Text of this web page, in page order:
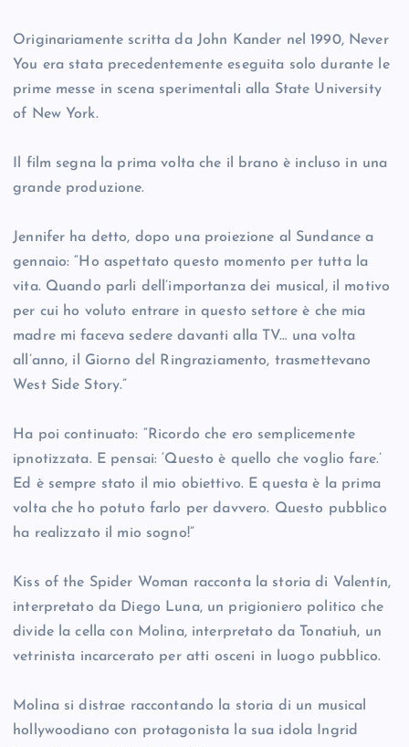
Originariamente scritta da John Kander nel 1990, Never
You era stata precedentemente eseguita solo durante le
prime messe in scena sperimentali alla State University
of New York.
Il film segna la prima volta che il brano è incluso in una
grande produzione.
Jennifer ha detto, dopo una proiezione al Sundance a
gennaio: “Ho aspettato questo momento per tutta la
vita. Quando parli dell’importanza dei musical, il motivo
per cui ho voluto entrare in questo settore è che mia
madre mi faceva sedere davanti alla TV… una volta
all’anno, il Giorno del Ringraziamento, trasmettevano
West Side Story.”
Ha poi continuato: “Ricordo che ero semplicemente
ipnotizzata. E pensai: ‘Questo è quello che voglio fare.’
Ed è sempre stato il mio obiettivo. E questa è la prima
volta che ho potuto farlo per davvero. Questo pubblico
ha realizzato il mio sogno!”
Kiss of the Spider Woman racconta la storia di Valentín,
interpretato da Diego Luna, un prigioniero politico che
divide la cella con Molina, interpretato da Tonatiuh, un
vetrinista incarcerato per atti osceni in luogo pubblico.
Molina si distrae raccontando la storia di un musical
hollywoodiano con protagonista la sua idola Ingrid